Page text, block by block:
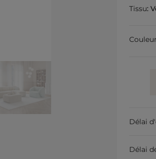
Tissu:
Délai
Délai